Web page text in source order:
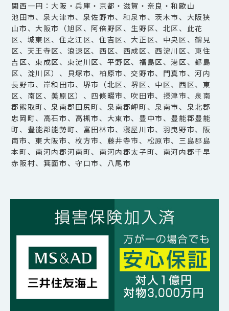
関西一円：大阪・兵庫・京都・滋賀・奈良・和歌山
池田市、泉大津市、泉佐野市、和泉市、茨木市、大阪狭
山市、大阪市（旭区、阿倍野区、生野区、北区、此花
区、城東区、住之江区、住吉区、大正区、中央区、鶴見
区、天王寺区、浪速区、西区、西成区、西淀川区、東住
吉区、東成区、東淀川区、平野区、福島区、港区、都島
区、淀川区）、貝塚市、柏原市、交野市、門真市、河内
長野市、岸和田市、堺市（北区、堺区、中区、西区、東
区、南区、美原区）、四條畷市、吹田市、摂津市、泉南
郡熊取町、泉南郡田尻町、泉南郡岬町、泉南市、泉北郡
忠岡町、高石市、高槻市、大東市、豊中市、豊能郡豊能
町、豊能郡能勢町、富田林市、寝屋川市、羽曳野市、阪
南市、東大阪市、枚方市、藤井寺市、松原市、三島郡島
本町、南河内郡河南町、南河内郡太子町、南河内郡千早
赤阪村、箕面市、守口市、八尾市